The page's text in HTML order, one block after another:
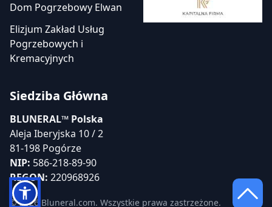
Dom Pogrzebowy Elwan
Elizjum Zakład Usług
Pogrzebowych i
Kremacyjnych
Siedziba Główna
BLUNERAL™ Polska
Aleja Iberyjska 10 / 2
81-198 Pogórze
NIP: 586-218-89-90
REGON: 220968926
© 2026 Bluneral.com. Wszystkie prawa zastrzeżone.